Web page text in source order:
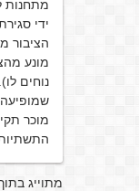
מתחנות
ידי
הציבור
מונע
נוחים
מוכר
מתוייג